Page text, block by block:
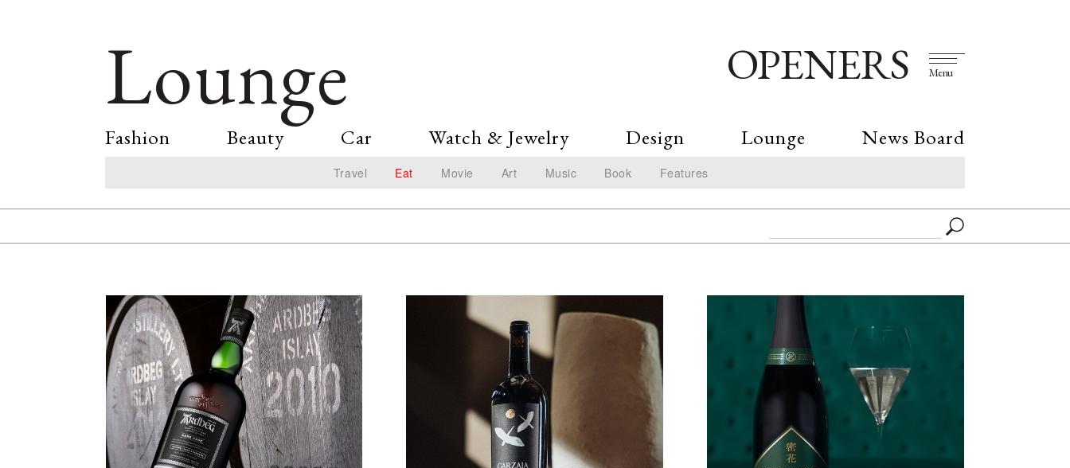
Lounge OPENERS Menu
Fashion Beauty Car Watch & Jewelry Design Lounge News Board
Travel Eat Movie Art Music Book Features